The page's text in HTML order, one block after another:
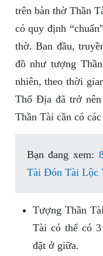
trên bàn thờ Thần
có quy định
thờ. Ban đầu,
đồ như tượng
nhiên, theo thời
Thổ Địa đã trở
Thần Tài cần có
Bạn đang xem:
Tài Đón Tài Lộc
Tượng Thần
Tài có thể có
đặt ở giữa.